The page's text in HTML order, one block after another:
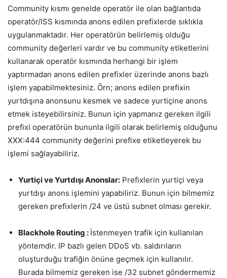
Community kısmı genelde operatör ile olan bağlantıda
operatör/ISS kısmında anons edilen prefixlerde sıklıkla
uygulanmaktadır. Her operatörün belirlemiş olduğu
community değerleri vardır ve bu community etiketlerini
kullanarak operatör kısmında herhangi bir işlem
yaptırmadan anons edilen prefixler üzerinde anons bazlı
işlem yapabilmektesiniz. Örn; anons edilen prefixin
yurtdışına anonsunu kesmek ve sadece yurtiçine anons
etmek isteyebilirsiniz. Bunun için yapmanız gereken ilgili
prefixi operatörün bununla ilgili olarak belirlemiş olduğunu
XXX:444 community değerini prefixe etiketleyerek bu
işlemi sağlayabiliriz.
Yurtiçi ve Yurtdışı Anonslar: Prefixlerin yurtiçi veya
yurtdışı anons işlemini yapabiliriz. Bunun için bilmemiz
gereken prefixlerin /24 ve üstü subnet olması gerekir.
Blackhole Routing : İstenmeyen trafik için kullanılan
yöntemdir. IP bazlı gelen DDoS vb. saldırıların
oluşturduğu trafiğin önüne geçmek için kullanılır.
Burada bilmemiz gereken ise /32 subnet göndermemiz